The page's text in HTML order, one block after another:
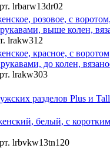
lrbarw13dr02
lrakw312
lrakw303
разделов Plus и Tall
lrbvkw13tn120